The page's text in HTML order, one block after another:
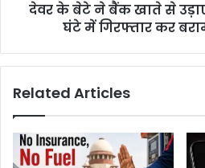
लाख,
में
बरामद
किए
देवर के बेटे ने बैंक खाते से
घंटे में गिरफ्तार कर
Related Articles